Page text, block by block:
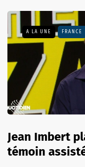
A LA UNE FRANCE
Jean Imbert
témoin